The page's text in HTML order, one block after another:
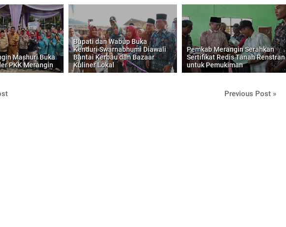
Mashuri Buka
PKK Merangin
Bupati dan Wabup Buka
Kenduri Swarnabhumi Diawali
Bantai Kerbau dan Bazaar
Kuliner Lokal
Pemkab Merangin Serahkan
Sertifikat Redis Tanah Renstran
untuk Pemukiman
Previous Post »